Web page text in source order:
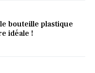
bouteille plastique
idéale !